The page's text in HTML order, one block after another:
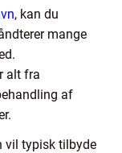
, kan du
mange
alt fra
af
vil typisk tilbyde